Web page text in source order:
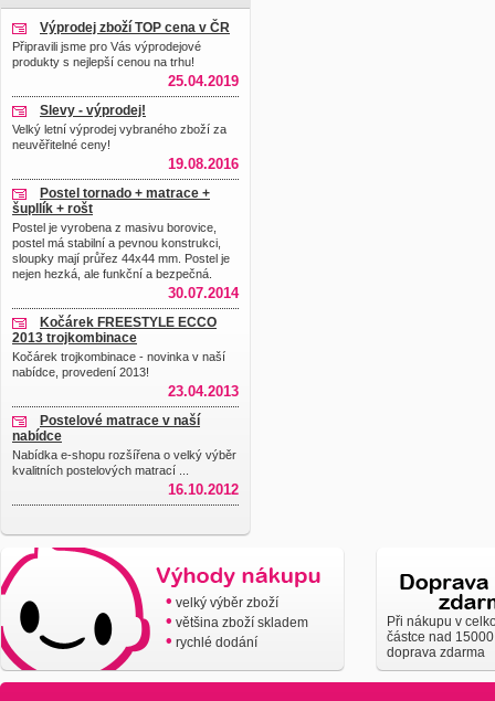
Výprodej zboží TOP cena v ČR
Připravili jsme pro Vás výprodejové
produkty s nejlepší cenou na trhu!
25.04.2019
Slevy - výprodej!
Velký letní výprodej vybraného zboží za
neuvěřitelné ceny!
19.08.2016
Postel tornado + matrace +
šupllík + rošt
Postel je vyrobena z masivu borovice,
postel má stabilní a pevnou konstrukci,
sloupky mají průřez 44x44 mm. Postel je
nejen hezká, ale funkční a bezpečná.
30.07.2014
Kočárek FREESTYLE ECCO
2013 trojkombinace
Kočárek trojkombinace - novinka v naší
nabídce, provedení 2013!
23.04.2013
Postelové matrace v naší
nabídce
Nabídka e-shopu rozšířena o velký výběr
kvalitních postelových matrací ...
16.10.2012
• velký výběr zboží
• většina zboží skladem
• rychlé dodání
Při nákupu v
částce nad
doprava zdarma